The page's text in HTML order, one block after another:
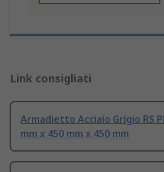
Link consigliati
Armadietto Acciaio Grigio RS
mm x 450 mm x 450 mm